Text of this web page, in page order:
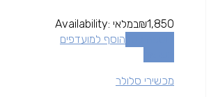
₪1,850
Availability: במלאי
הוסף למועדפים
מכשירי סלולר